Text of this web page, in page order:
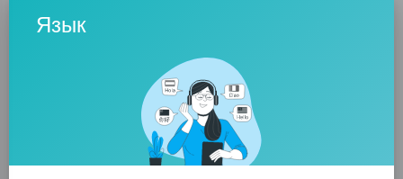
осмысленно освещать ход социальных
Все расходы связанные с пребыванием на
територии Черногории (транспорт, жильё,
питание и обучение) Консалтинговая фирма
«Результат» берёт на себя.
Продолжительность пребывания и обучения
Язык